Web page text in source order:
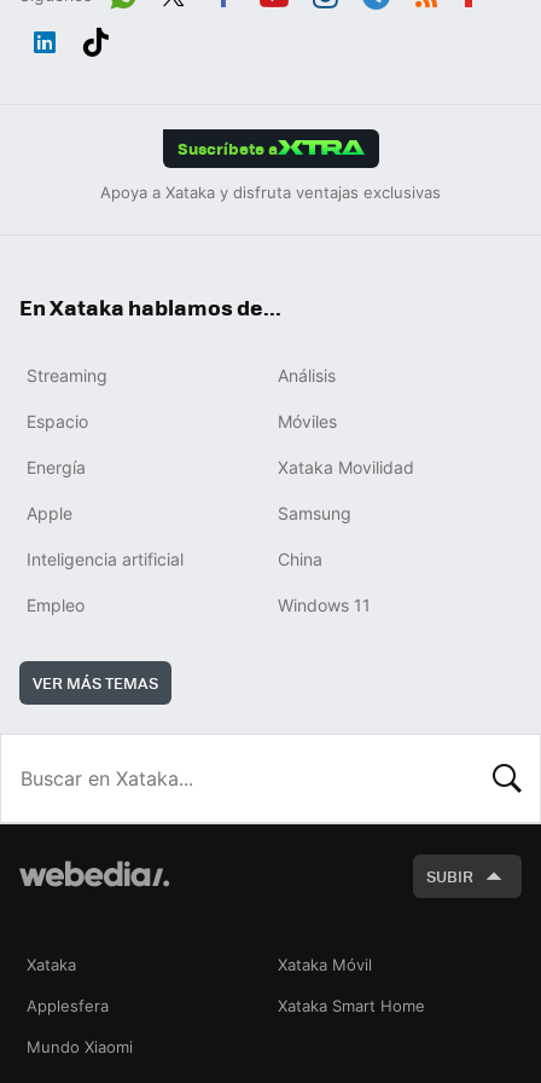
Wh
Suscríbete a
Apoya a Xataka y disfruta ventajas exclusivas
En Xataka hablamos de...
Streaming Análisis
Espacio Móviles
Energía Xataka Movilidad
Apple Samsung
Inteligencia artificial China
Empleo Windows 11
VER MÁS TEMAS
SUBIR
Xataka Xataka Móvil
Applesfera Xataka Smart Home
Mundo Xiaomi